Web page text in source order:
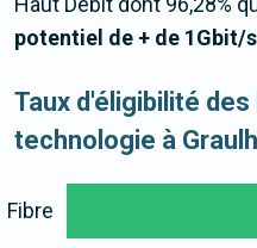
potentiel de + de 1Gbit/s
Taux d'éligibilité
technologie à
Fibre